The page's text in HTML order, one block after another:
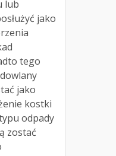
lub
jako
tego
jako
kostki
odpady
zostać